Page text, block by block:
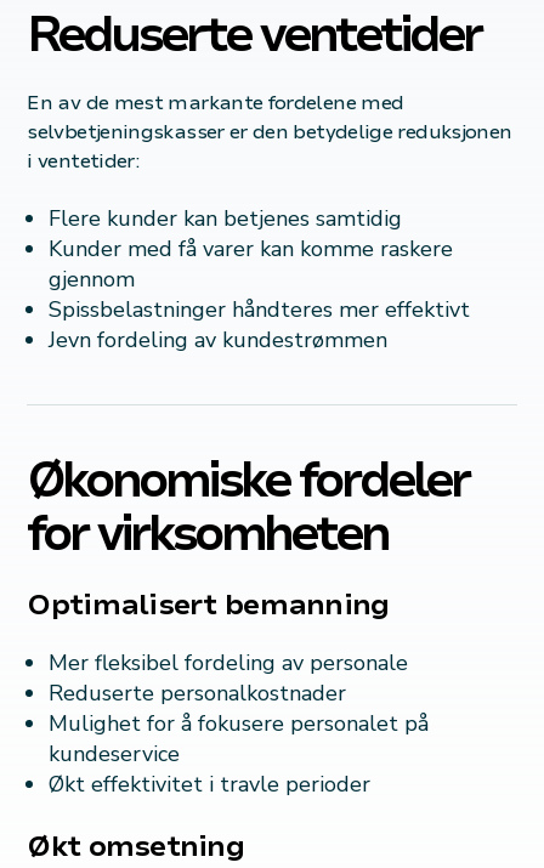
Reduserte ventetider
En av de mest markante fordelene med
selvbetjeningskasser er den betydelige reduksjonen
i ventetider:
Flere kunder kan betjenes samtidig
Kunder med få varer kan komme raskere
gjennom
Spissbelastninger håndteres mer effektivt
Jevn fordeling av kundestrømmen
Økonomiske fordeler
for virksomheten
Optimalisert bemanning
Mer fleksibel fordeling av personale
Reduserte personalkostnader
Mulighet for å fokusere personalet på
kundeservice
Økt effektivitet i travle perioder
Økt omsetning